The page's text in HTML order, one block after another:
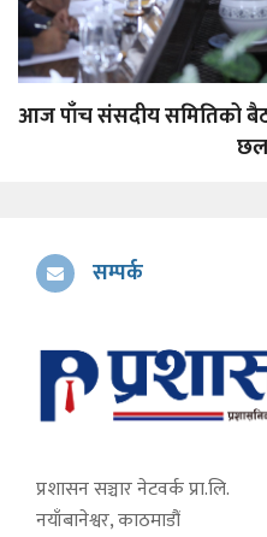
आज पाँच संसदीय समितिको
सम्पर्क
प्रशासन सञ्चार नेटवर्क प्रा.लि.
नयाँबानेश्वर, काठमाडौं